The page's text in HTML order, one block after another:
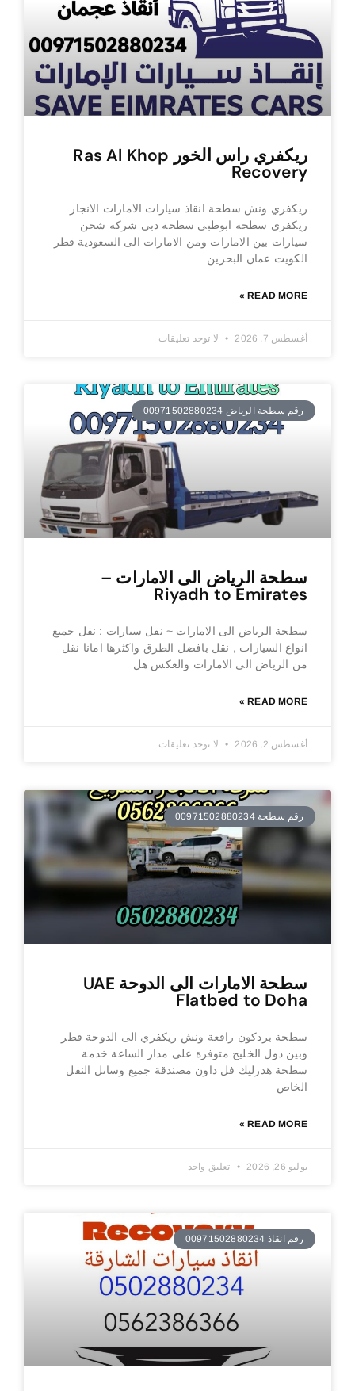
ريكفري راس الخور Ras Al Khop
Recovery
ريكفري ونش سطحة انقاذ سيارات الامارات الانجاز
ريكفري سطحة ابوظبي سطحة دبي شركة شحن
سيارات بين الامارات ومن الامارات الى السعودية قطر
الكويت عمان البحرين
READ MORE »
أغسطس 7, 2026 لا توجد تعليقات
رقم سطحة الرياض 00971502880234
سطحة الرياض الى الامارات –
Riyadh to Emirates
سطحة الرياض الى الامارات ~ نقل سيارات : نقل جميع
انواع السيارات , نقل بافضل الطرق واكثرها امانا نقل
من الرياض الى الامارات والعكس هل
READ MORE »
أغسطس 2, 2026 لا توجد تعليقات
رقم سطحة 00971502880234
سطحة الامارات الى الدوحة UAE
Flatbed to Doha
سطحة بردكون رافعة ونش ريكفري الى الدوحة قطر
وبين دول الخليج متوفرة على مدار الساعة خدمة
سطحة هدرليك فل داون مصندقة جميع وساىل النقل
الخاص
READ MORE »
يوليو 26, 2026 تعليق واحد
رقم انقاذ 00971502880234